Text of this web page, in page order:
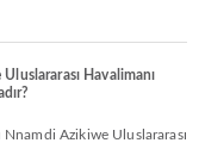
Havalimanı